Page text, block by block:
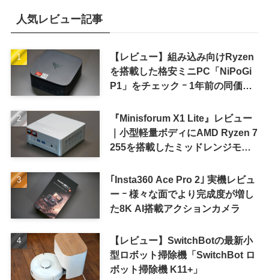
人気レビュー記事
【レビュー】組み込み向けRyzen
を搭載した格安ミニPC「NiPoGi
P1」をチェック ｰ 1年前の同価格
『Minisforum X1 Lite』レビュー
｜小型軽量ボディにAMD Ryzen 7
255を搭載したミッドレンジモデ
｢Insta360 Ace Pro 2｣ 実機レビュ
ー ｰ 様々な面でより完成度が増し
た8K AI搭載アクションカメラ
【レビュー】SwitchBotの最新小
型ロボット掃除機「SwitchBot ロ
ボット掃除機 K11+」